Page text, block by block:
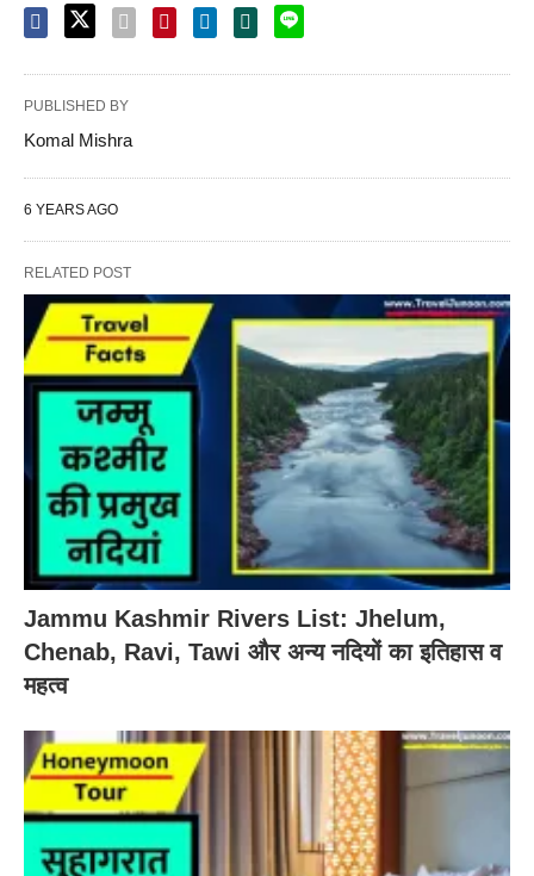
PUBLISHED BY
Komal Mishra
6 YEARS AGO
RELATED POST
Jammu Kashmir Rivers List: Jhelum,
Chenab, Ravi, Tawi और अन्य नदियों का इतिहास व
महत्व